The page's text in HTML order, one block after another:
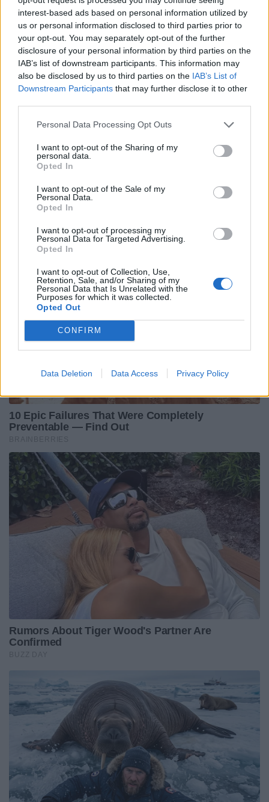
interest-based ads based on personal information utilized by
us or personal information disclosed to third parties prior to
your opt-out. You may separately opt-out of the further
disclosure of your personal information by third parties on the
IAB’s list of downstream participants. This information may
also be disclosed by us to third parties on the IAB’s List of
Downstream Participants that may further disclose it to other
Personal Data Processing Opt Outs
I want to opt-out of the Sharing of my
personal data.
Opted In
I want to opt-out of the Sale of my
Personal Data.
Opted In
I want to opt-out of processing my
Personal Data for Targeted Advertising.
Opted In
I want to opt-out of Collection, Use,
Retention, Sale, and/or Sharing of my
Personal Data that Is Unrelated with the
Purposes for which it was collected.
Opted Out
CONFIRM
Data Deletion Data Access Privacy Policy